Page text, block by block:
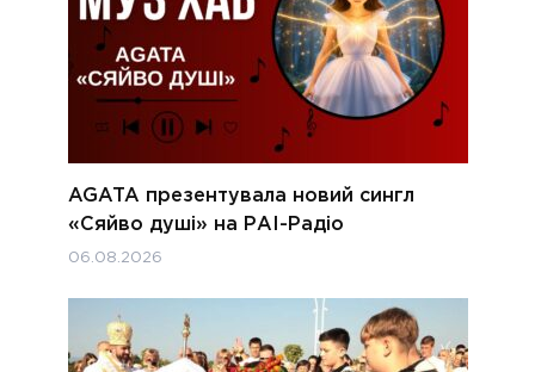
AGATA презентувала новий сингл
«Сяйво душі» на РАІ-Радіо
06.08.2026